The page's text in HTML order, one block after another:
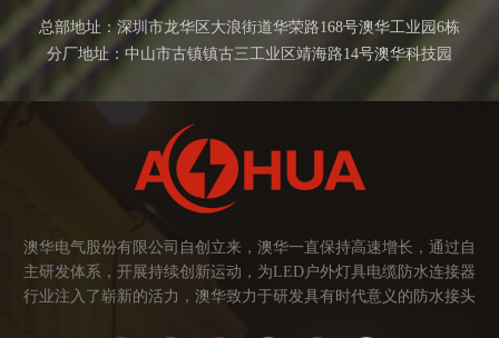
总部地址：深圳市龙华区大浪街道华荣路168号澳华工业园6栋
分厂地址：中山市古镇镇古三工业区靖海路14号澳华科技园
澳华电气股份有限公司自创立来，澳华一直保持高速增长，通过自
主研发体系，开展持续创新运动，为LED户外灯具电缆防水连接器
行业注入了崭新的活力，澳华致力于研发具有时代意义的防水接头